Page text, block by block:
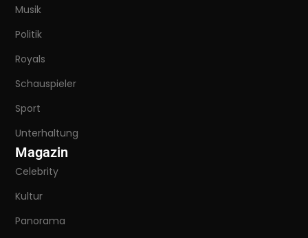
Musik
Politik
Royals
Schauspieler
Sport
Unterhaltung
Magazin
Celebrity
Kultur
Panorama